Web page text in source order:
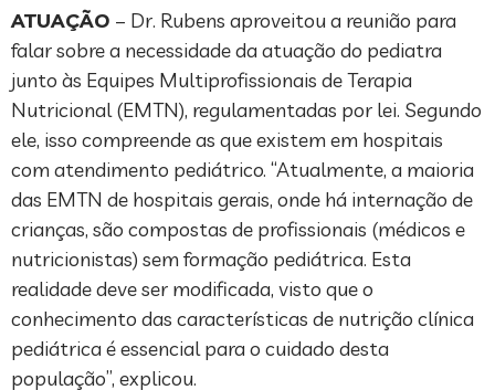
ATUAÇÃO – Dr. Rubens aproveitou a reunião para
falar sobre a necessidade da atuação do pediatra
junto às Equipes Multiprofissionais de Terapia
Nutricional (EMTN), regulamentadas por lei. Segundo
ele, isso compreende as que existem em hospitais
com atendimento pediátrico. “Atualmente, a maioria
das EMTN de hospitais gerais, onde há internação de
crianças, são compostas de profissionais (médicos e
nutricionistas) sem formação pediátrica. Esta
realidade deve ser modificada, visto que o
conhecimento das características de nutrição clínica
pediátrica é essencial para o cuidado desta
população”, explicou.